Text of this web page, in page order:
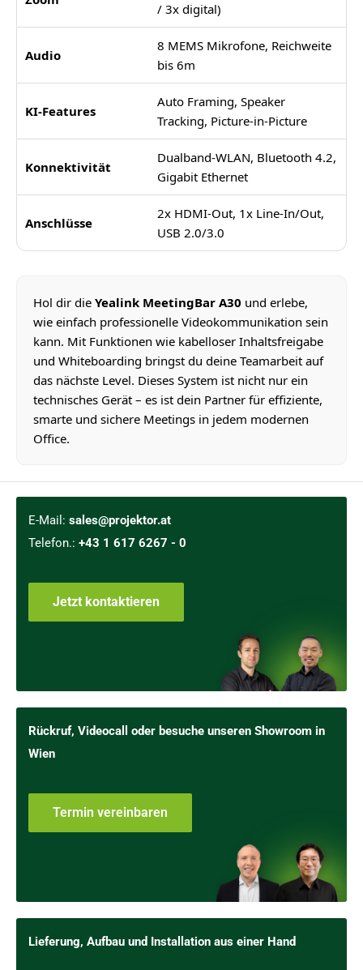
/ 3x digital)
Audio
8 MEMS Mikrofone, Reichweite
bis 6m
KI-Features
Auto Framing, Speaker
Tracking, Picture-in-Picture
Konnektivität
Dualband-WLAN, Bluetooth 4.2,
Gigabit Ethernet
Anschlüsse
2x HDMI-Out, 1x Line-In/Out,
USB 2.0/3.0
Hol dir die Yealink MeetingBar A30 und erlebe,
wie einfach professionelle Videokommunikation sein
kann. Mit Funktionen wie kabelloser Inhaltsfreigabe
und Whiteboarding bringst du deine Teamarbeit auf
das nächste Level. Dieses System ist nicht nur ein
technisches Gerät – es ist dein Partner für effiziente,
smarte und sichere Meetings in jedem modernen
Office.
E-Mail: sales@projektor.at
Telefon.: +43 1 617 6267 - 0
Jetzt kontaktieren
Rückruf, Videocall oder besuche unseren Showroom in
Wien
Termin vereinbaren
Lieferung, Aufbau und Installation aus einer Hand